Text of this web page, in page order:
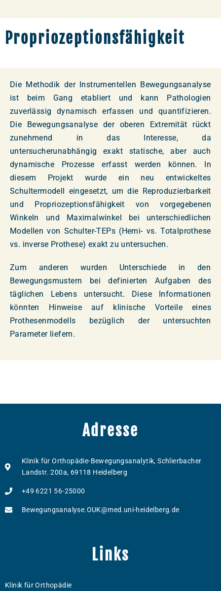
Propriozeptionsfähigkeit
Die Methodik der Instrumentellen Bewegungsanalyse
ist beim Gang etabliert und kann Pathologien
zuverlässig dynamisch erfassen und quantifizieren.
Die Bewegungsanalyse der oberen Extremität rückt
zunehmend in das Interesse, da
untersucherunabhängig exakt statische, aber auch
dynamische Prozesse erfasst werden können. In
diesem Projekt wurde ein neu entwickeltes
Schultermodell eingesetzt, um die Reproduzierbarkeit
und Propriozeptionsfähigkeit von vorgegebenen
Winkeln und Maximalwinkel bei unterschiedlichen
Modellen von Schulter-TEPs (Hemi- vs. Totalprothese
vs. inverse Prothese) exakt zu untersuchen.
Zum anderen wurden Unterschiede in den
Bewegungsmustern bei definierten Aufgaben des
täglichen Lebens untersucht. Diese Informationen
könnten Hinweise auf klinische Vorteile eines
Prothesenmodells bezüglich der untersuchten
Parameter liefern.
Adresse
Klinik für Orthopädie-Bewegungsanalytik, Schlierbacher
Landstr. 200a, 69118 Heidelberg
+49 6221 56-25000
Bewegungsanalyse.OUK@med.uni-heidelberg.de
Links
Klinik für Orthopädie